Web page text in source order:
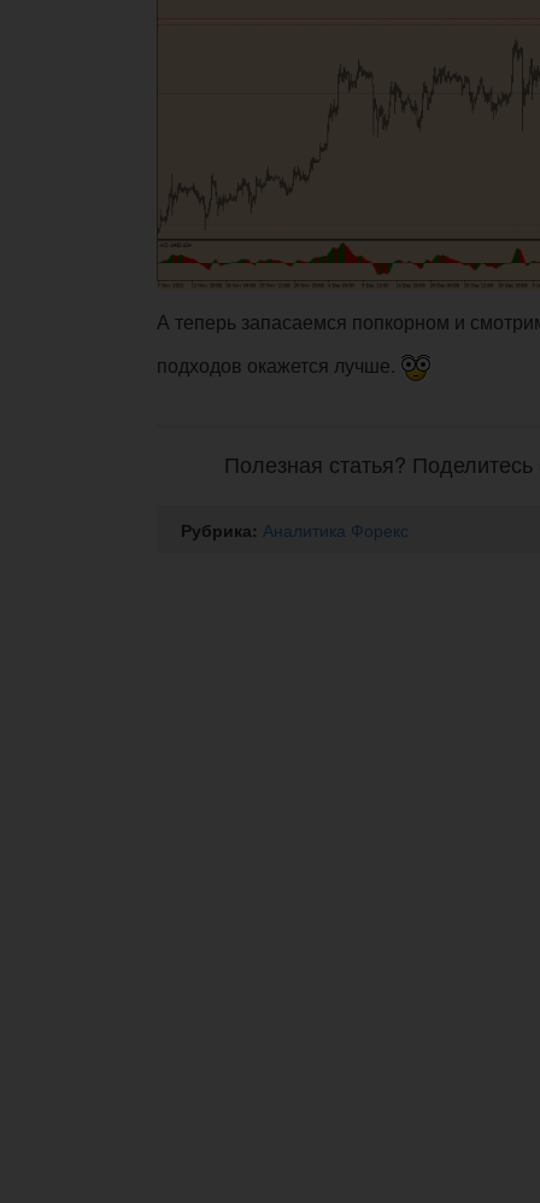
А теперь запасаемся попкорном и
подходов окажется лучше.
Полезная статья?
Рубрика: Аналитика Форекс